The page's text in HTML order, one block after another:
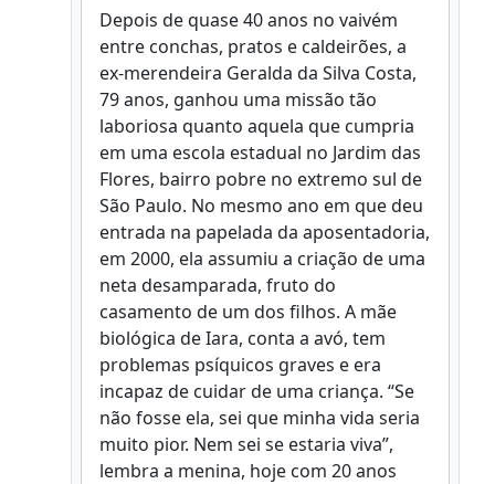
Depois de quase 40 anos no vaivém
entre conchas, pratos e caldeirões, a
ex-merendeira Geralda da Silva Costa,
79 anos, ganhou uma missão tão
laboriosa quanto aquela que cumpria
em uma escola estadual no Jardim das
Flores, bairro pobre no extremo sul de
São Paulo. No mesmo ano em que deu
entrada na papelada da aposentadoria,
em 2000, ela assumiu a criação de uma
neta desamparada, fruto do
casamento de um dos filhos. A mãe
biológica de Iara, conta a avó, tem
problemas psíquicos graves e era
incapaz de cuidar de uma criança. “Se
não fosse ela, sei que minha vida seria
muito pior. Nem sei se estaria viva”,
lembra a menina, hoje com 20 anos